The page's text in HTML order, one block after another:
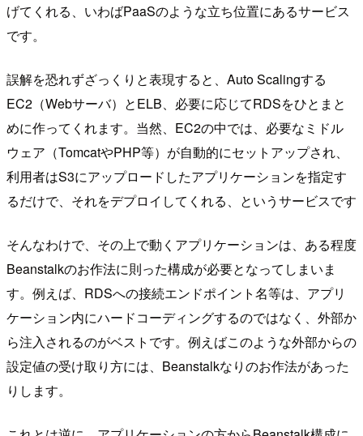
げてくれる、いわばPaaSのような立ち位置にあるサービス
です。
誤解を恐れずざっくりと表現すると、Auto Scalingする
EC2（Webサーバ）とELB、必要に応じてRDSをひとまと
めに作ってくれます。当然、EC2の中では、必要なミドル
ウェア（TomcatやPHP等）が自動的にセットアップされ、
利用者はS3にアップロードしたアプリケーションを指定す
るだけで、それをデプロイしてくれる、というサービスです
そんなわけで、その上で動くアプリケーションは、ある程度
Beanstalkのお作法に則った構成が必要となってしまいま
す。例えば、RDSへの接続エンドポイント名等は、アプリ
ケーション内にハードコーディングするのではなく、外部か
ら注入されるのがベストです。例えばこのような外部からの
設定値の受け取り方には、Beanstalkなりのお作法があった
りします。